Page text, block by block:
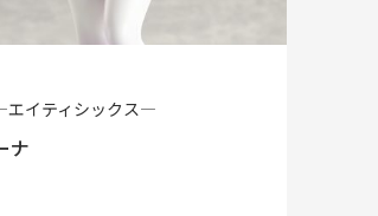
イティシックス―
ナ